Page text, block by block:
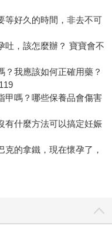
等好久的時間，非去不可
吐，該怎麼辦？ 寶寶會不
？我應該如何正確用藥？
甲嗎？哪些保養品會傷害
有什麼方法可以搞定妊娠
的拿鐵，現在懷孕了，